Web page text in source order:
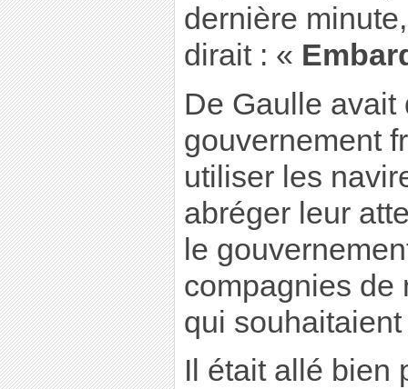
dernière
dirait : «
De Gaulle avait
gouvernement
utiliser les
abréger leur
le
compagnies de
qui
Il était allé bien